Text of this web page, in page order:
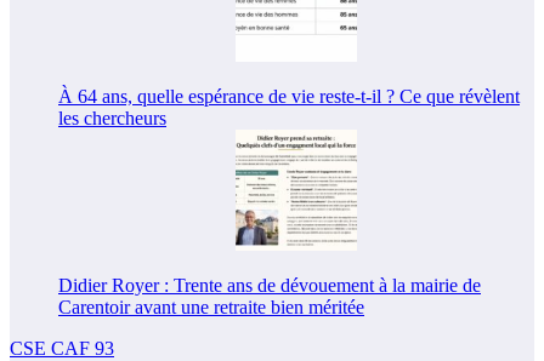
À 64 ans, quelle espérance de vie reste-t-il ? Ce que révèlent
les chercheurs
Didier Royer : Trente ans de dévouement à la mairie de
Carentoir avant une retraite bien méritée
CSE CAF 93